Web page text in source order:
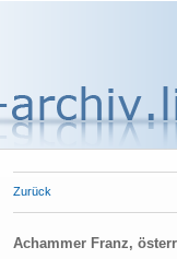
Zurück
Achammer Franz,